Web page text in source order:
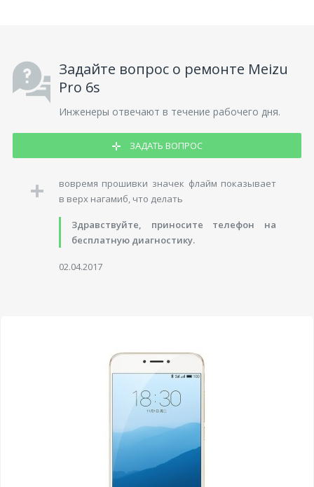
Задайте вопрос о ремонте Meizu
Pro 6s
Инженеры отвечают в течение рабочего дня.
ЗАДАТЬ ВОПРОС
вовремя прошивки значек флайм показывает
в верх нагамиб, что делать
Здравствуйте, приносите телефон на
бесплатную диагностику.
02.04.2017